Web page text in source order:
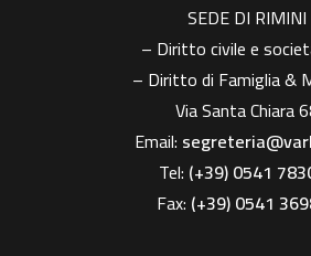
SEDE DI RIMINI
– Diritto civile e
– Diritto di Famiglia &
Via Santa Chiara
Email:
Tel: (+39) 0541
Fax: (+39)0541